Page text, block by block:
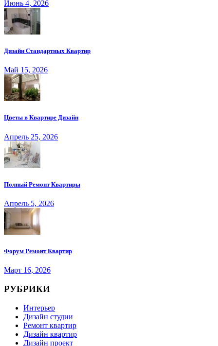
Июнь 4, 2026
Дизайн Стандартных Квартир
Май 15, 2026
Цветы в Квартире Дизайн
Апрель 25, 2026
Полный Ремонт Квартиры
Апрель 5, 2026
Форум Ремонт Квартир
Март 16, 2026
РУБРИКИ
Интерьер
Дизайн студии
Ремонт квартир
Дизайн квартир
Дизайн проект